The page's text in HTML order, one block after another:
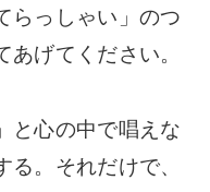
らっしゃい」のつ
げてください。
と心の中で唱えな
。それだけで、